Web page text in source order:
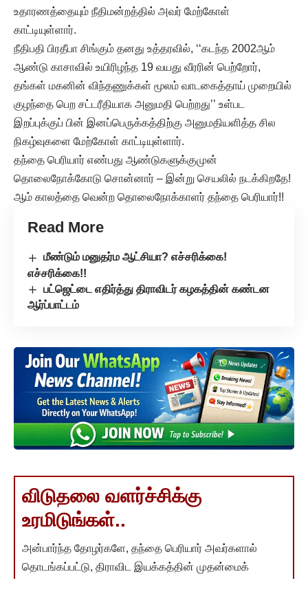
உதாரணத்தையும் நீதிமன்றத்தில் அவர் மேற்கோள்
காட்டியுள்ளார்.
நீதிபதி பிரதீபா சிங்கும் தனது உத்தரவில், ‘‘கடந்த 2002ஆம்
ஆண்டு காசாவில் உயிரிழந்த 19 வயது வீரரின் பெற்றோர்,
தங்கள் மகனின் விந்தணுக்கள் மூலம் வாடகைத்தாய் முறையில்
குழந்தை பெற சட்டரீதியாக அனுமதி பெற்றது’’ உள்பட
இறப்புக்குப் பின் இனப்பெருக்கத்திற்கு அனுமதியளித்த சில
நிகழ்வுகளை மேற்கோள் காட்டியுள்ளார்.
தந்தை பெரியார் எண்பது ஆண்டுகளுக்குமுன்
தொலைநோக்கோடு சொன்னார் – இன்று செயலில் நடக்கிறதே!
ஆம் காலத்தை வென்ற தொலைநோக்காளர் தந்தை பெரியார்!!
Read More
மீண்டும் மனுதர்ம ஆட்சியா? எச்சரிக்கை!
எச்சரிக்கை!!
பட்ஜெட்டை எதிர்த்து திராவிடர் கழகத்தின் கண்டன
ஆர்ப்பாட்டம்
விடுதலை வளர்ச்சிக்கு
உரமிடுங்கள்..
அன்பார்ந்த தோழர்களே, தந்தை பெரியார் அவர்களால்
தொடங்கப்பட்டு, திராவிட இயக்கத்தின் முதன்மைக்